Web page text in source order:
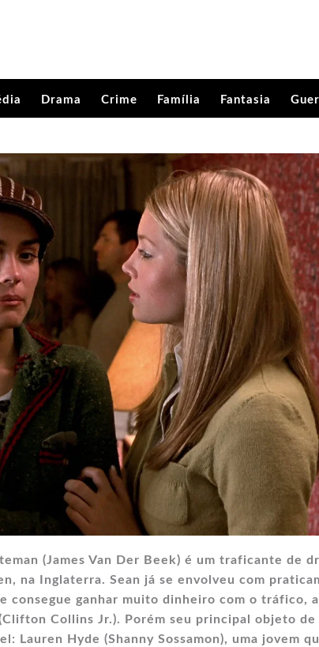
Drama Crime Família Fantasia
(James Van Der Beek) é um traficante de
na Inglaterra. Sean já se envolveu com
consegue ganhar muito dinheiro com o tráfico,
Collins Jr.). Porém seu principal objeto de
Lauren Hyde (Shanny Sossamon), uma jovem